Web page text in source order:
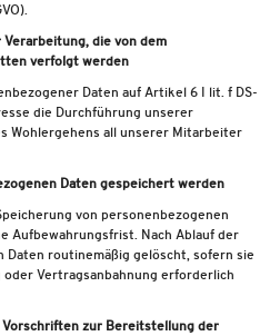
die von dem
verfolgt werden
Daten auf Artikel 6 I lit. f DS-
die Durchführung unserer
Wohlergehens all unserer Mitarbeiter
Daten gespeichert werden
von personenbezogenen
Aufbewahrungsfrist. Nach Ablauf der
routinemäßig gelöscht, sofern sie
Vertragsanbahnung erforderlich
Vorschriften zur Bereitstellung der